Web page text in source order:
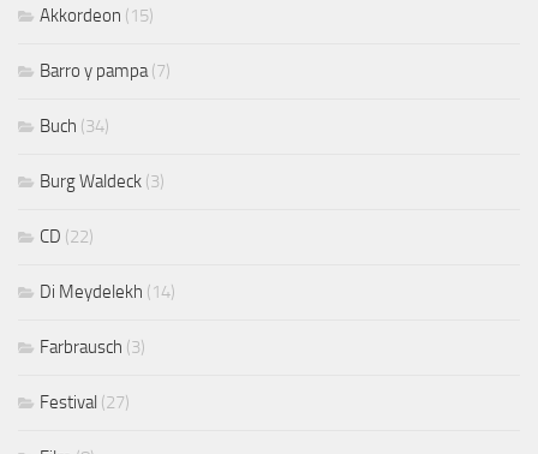
Akkordeon (15)
Barro y pampa(7)
Buch (34)
Burg Waldeck (3)
CD (22)
Di Meydelekh (14)
Farbrausch (3)
Festival (27)